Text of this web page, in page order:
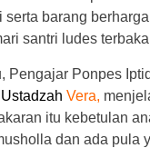
serta barang
santri ludes
Pengajar Ponpes
Ustadzah Vera,
itu kebetulan
dan ada pula